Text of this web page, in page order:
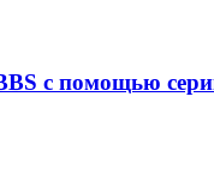
с помощью